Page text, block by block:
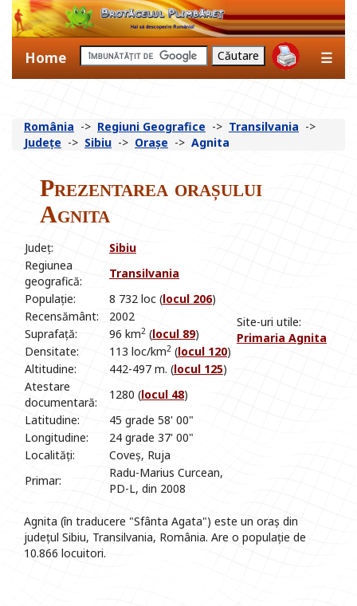
Home ☰
România -> Regiuni Geografice -> Transilvania ->
Județe -> Sibiu -> Orașe -> Agnita
Prezentarea orașului
Agnita
Județ: Sibiu
Site-uri utile:
Primaria Agnita
Regiunea
geografică:
Transilvania
Populație:
8 732 loc (locul 206)
Recensământ:
2002
Suprafață:
96 km2 (locul 89)
Densitate:
113 loc/km2 (locul 120)
Altitudine:
442-497 m. (locul 125)
Atestare
documentară:
1280 (locul 48)
Latitudine:
45 grade 58' 00"
Longitudine:
24 grade 37' 00"
Localități:
Coveș, Ruja
Primar:
Radu-Marius Curcean,
PD-L, din 2008
Agnita (în traducere "Sfânta Agata") este un oraș din
județul Sibiu, Transilvania, România. Are o populație de
10.866 locuitori.